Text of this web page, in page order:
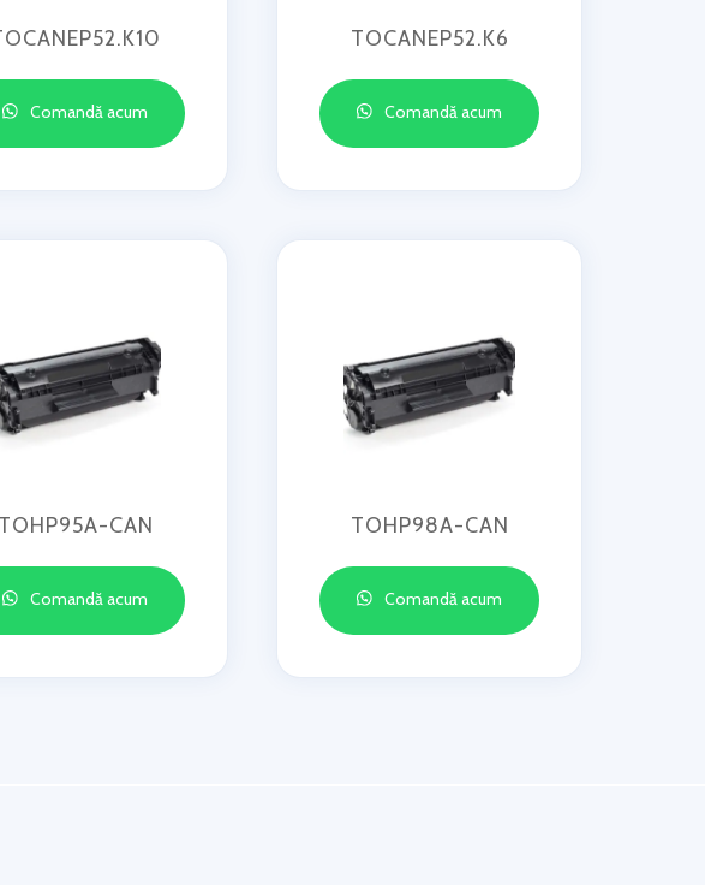
Comandă acum
TOCANEP52.K6
Comandă acum
TOHP95A-CAN
Comandă acum
TOHP98A-CAN
Comandă acum